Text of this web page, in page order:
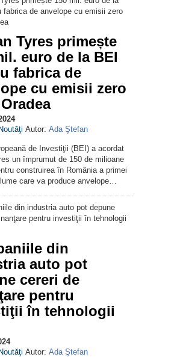
Tyres primește
euro de la BEI
fabrica de
cu emisii zero
Noutăţi Autor: Ada Ştefan
de Investiţii (BEI) a acordat
un împrumut de 150 de milioane
construirea în România a primei
care va produce anvelope…
din
auto pot
cereri de
pentru
în tehnologii
Noutăţi Autor: Ada Ştefan